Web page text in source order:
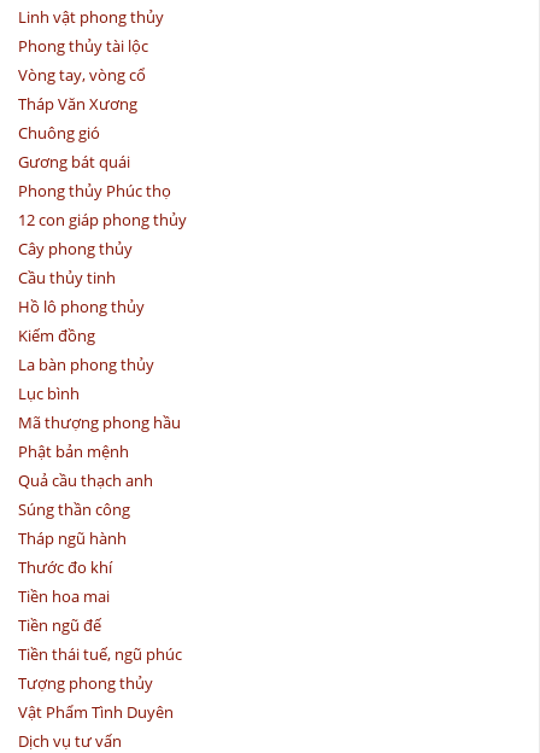
Linh vật phong thủy
Phong thủy tài lộc
Vòng tay, vòng cổ
Tháp Văn Xương
Chuông gió
Gương bát quái
Phong thủy Phúc thọ
12 con giáp phong thủy
Cây phong thủy
Cầu thủy tinh
Hồ lô phong thủy
Kiếm đồng
La bàn phong thủy
Lục bình
Mã thượng phong hầu
Phật bản mệnh
Quả cầu thạch anh
Súng thần công
Tháp ngũ hành
Thước đo khí
Tiền hoa mai
Tiền ngũ đế
Tiền thái tuế, ngũ phúc
Tượng phong thủy
Vật Phẩm Tình Duyên
Dịch vụ tư vấn